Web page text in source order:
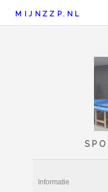
MIJNZZP.NL